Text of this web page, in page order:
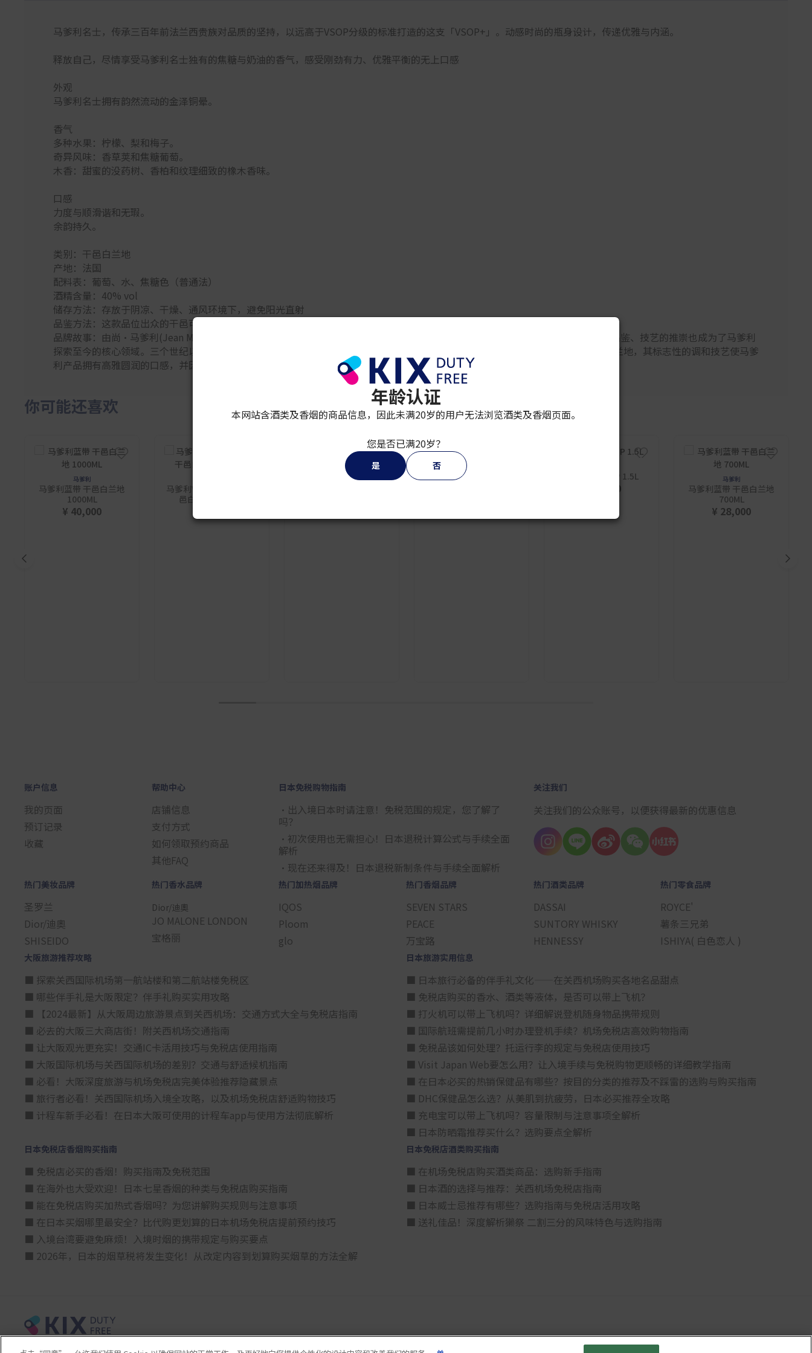
马爹利名士，传承三百年前法兰西贵族对品质的坚持，以远高于VSOP分级的标准打造的这支「VSOP+」。动感时尚的瓶身设计，传递优雅与内涵。
释放自己，尽情享受马爹利名士独有的焦糖与奶油的香气，感受刚劲有力、优雅平衡的无上口感
外观
马爹利名士拥有韵然流动的金泽铜晕。
香气
多种水果：柠檬、梨和梅子。
奇异风味：香草荚和焦糖葡萄。
木香：甜蜜的没药树、香柏和纹理细致的橡木香味。
口感
力度与顺滑谐和无瑕。
余韵持久。
类别：干邑白兰地
产地：法国
配料表：葡萄、水、焦糖色（普通法）
酒精含量：40% vol
储存方法：存放于阴凉、干燥、通风环境下，避免阳光直射
品鉴方法：这款品位出众的干邑可单独饮用，加冰和调制鸡尾酒饮用。
品牌故事：由尚·马爹利(Jean Martell)始创于1715年的马爹利是历史最悠久的干邑世家，当时法式生活艺术浪潮巅峰之际对美食、品鉴、技艺的推崇也成为了马爹利
探索至今的核心领域。三个世纪以来，马爹利秉承独特的双重蒸馏技艺，以细纹橡木桶中陈酿的生命之水生产行销品质出众的干邑白兰地，其标志性的调和技艺使马爹
利产品拥有高雅圆润的口感，并因此行销至全球各地。
你可能还喜欢
马爹利
马爹利蓝带 干邑白兰地
1000ML
¥ 40,000
马爹利VSOP红桶陈酿 干
邑白兰地 1000ML
HENNESSY
HENNESSY
轩尼诗X.O 干邑 35 cL 轩尼诗 V.S.O.P 1.5L
¥ 22,800
马爹利
马爹利蓝带 干邑白兰地
700ML
¥ 28,000
账户信息
我的页面
预订记录
收藏
帮助中心
店铺信息
支付方式
如何领取预约商品
其他FAQ
日本免税购物指南
・出入境日本时请注意！免税范围的规定，您了解了
吗？
・初次使用也无需担心！日本退税计算公式与手续全面
解析
・现在还来得及！日本退税新制条件与手续全面解析
关注我们
关注我们的公众账号，以便获得最新的优惠信息
热门美妆品牌
圣罗兰
Dior/迪奧
SHISEIDO
热门香水品牌
Dior/迪奧
JO MALONE LONDON
宝格丽
热门加热烟品牌
IQOS
Ploom
glo
热门香烟品牌
SEVEN STARS
PEACE
万宝路
热门酒类品牌
DASSAI
SUNTORY WHISKY
HENNESSY
热门零食品牌
ROYCE'
薯条三兄弟
ISHIYA( 白色恋人 )
大阪旅游推荐攻略
■ 探索关西国际机场第一航站楼和第二航站楼免税区
■ 哪些伴手礼是大阪限定？伴手礼购买实用攻略
■ 【2024最新】从大阪周边旅游景点到关西机场：交通方式大全与免税店指南
■ 必去的大阪三大商店街！附关西机场交通指南
■ 让大阪观光更充实！交通IC卡活用技巧与免税店使用指南
■ 大阪国际机场与关西国际机场的差别？交通与舒适候机指南
■ 必看！大阪深度旅游与机场免税店完美体验推荐隐藏景点
■ 旅行者必看！关西国际机场入境全攻略，以及机场免税店舒适购物技巧
■ 计程车新手必看！在日本大阪可使用的计程车app与使用方法彻底解析
日本旅游实用信息
■ 日本旅行必备的伴手礼文化——在关西机场购买各地名品甜点
■ 免税店购买的香水、酒类等液体，是否可以带上飞机？
■ 打火机可以带上飞机吗？详细解说登机随身物品携带规则
■ 国际航班需提前几小时办理登机手续？机场免税店高效购物指南
■ 免税品该如何处理？托运行李的规定与免税店使用技巧
■ Visit Japan Web要怎么用？让入境手续与免税购物更顺畅的详细教学指南
■ 在日本必买的热销保健品有哪些？按目的分类的推荐及不踩雷的选购与购买指南
■ DHC保健品怎么选？从美肌到抗疲劳，日本必买推荐全攻略
■ 充电宝可以带上飞机吗？容量限制与注意事项全解析
■ 日本防晒霜推荐买什么？选购要点全解析
日本免税店香烟购买指南
■ 免税店必买的香烟！购买指南及免税范围
■ 在海外也大受欢迎！日本七星香烟的种类与免税店购买指南
■ 能在免税店购买加热式香烟吗？为您讲解购买规则与注意事项
■ 在日本买烟哪里最安全？比代购更划算的日本机场免税店提前预约技巧
■ 入境台湾要避免麻烦！入境时烟的携带规定与购买要点
■ 2026年，日本的烟草税将发生变化！从改定内容到划算购买烟草的方法全解
日本免税店酒类购买指南
■ 在机场免税店购买酒类商品：选购新手指南
■ 日本酒的选择与推荐：关西机场免税店指南
■ 日本威士忌推荐有哪些？选购指南与免税店活用攻略
■ 送礼佳品！深度解析獭祭 二割三分的风味特色与选购指南
© 2023 Kansai Airports Retail & Services All rights reserved.
年龄认证
本网站含酒类及香烟的商品信息，因此未满20岁的用户无法浏览酒类及香烟页面。
您是否已满20岁？
是 否